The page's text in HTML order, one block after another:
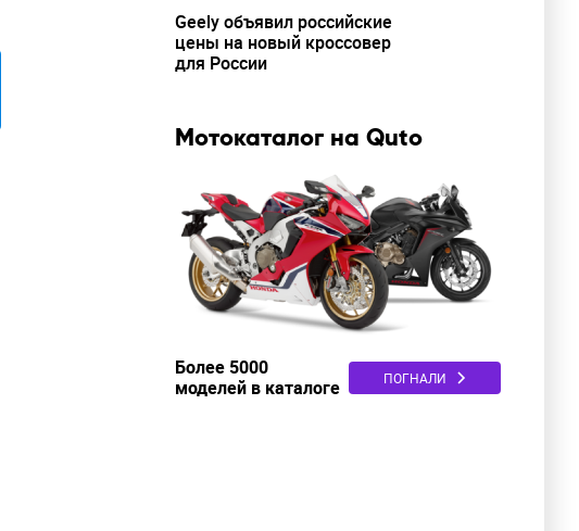
Geely объявил российские
цены на новый кроссовер
для России
Мотокаталог на Quto
Более 5000
моделей в каталоге
ПОГНАЛИ